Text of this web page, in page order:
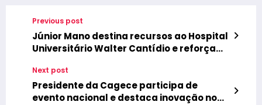
Previous post
Júnior Mano destina recursos ao Hospital
Universitário Walter Cantídio e reforça
Next post
Presidente da Cagece participa de
evento nacional e destaca inovação no